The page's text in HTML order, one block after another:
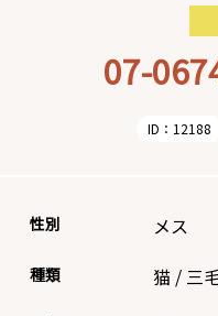
07-
ID：12188
性別 メス
種類 猫 / 三